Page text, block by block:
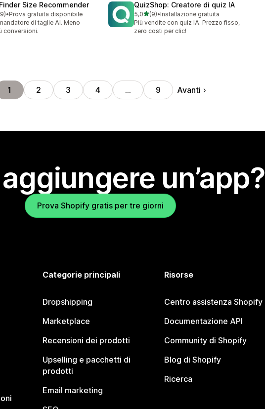
Size Recommender
su 5
totali
•Prova gratuita disponibile
di taglie AI. Meno
conversioni.
QuizShop: Creatore di quiz IA
5,0stelle su 5
(9)
9 recensioni totali
•Installazione gratuita
Più vendite con quiz IA. Prezzo fisso,
zero costi per clic!
1 2 3 4 … 9 Avanti
un’app?
Prova Shopify gratis per tre giorni
Categorie principali
Dropshipping
Marketplace
Recensioni dei prodotti
Upselling e pacchetti di
prodotti
Email marketing
Risorse
Centro assistenza Shopify
Documentazione API
Community di Shopify
Blog di Shopify
Ricerca